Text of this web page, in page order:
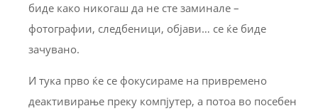
биде како никогаш да не сте заминале –
фотографии, следбеници, објави… се ќе биде
зачувано.
И тука прво ќе се фокусираме на привремено
деактивирање преку компјутер, а потоа во посебен